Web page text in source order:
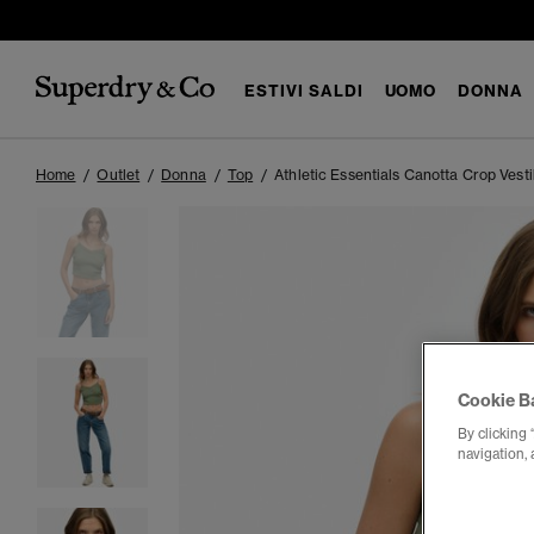
ESTIVI SALDI UOMO DONNA
Home Outlet Donna Top Athletic Essentials Canotta Crop
Cookie
By clicking
navigation,